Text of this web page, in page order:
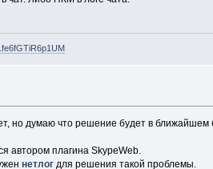
но думаю что решение будет в ближайшем
автором плагина SkypeWeb.
нетлогдля решения такой проблемы.